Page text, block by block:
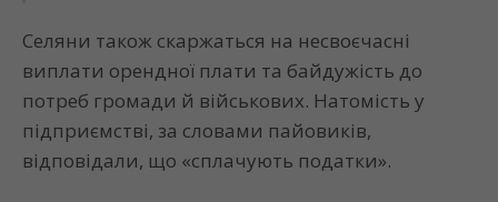
Селяни також скаржаться на несвоєчасні
виплати орендної плати та байдужість до
потреб громади й військових. Натомість у
підприємстві, за словами пайовиків,
відповідали, що «сплачують податки».